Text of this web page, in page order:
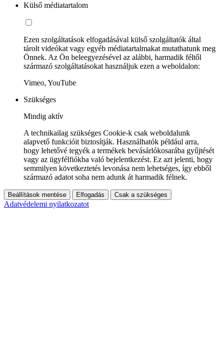
Külső médiatartalom
Ezen szolgáltatások elfogadásával külső szolgáltatók által
tárolt videókat vagy egyéb médiatartalmakat mutathatunk meg
Önnek. Az Ön beleegyezésével az alábbi, harmadik féltől
származó szolgáltatásokat használjuk ezen a weboldalon:
Vimeo, YouTube
Szükséges
Mindig aktív
A technikailag szükséges Cookie-k csak weboldalunk
alapvető funkcióit biztosítják. Használhatók például arra,
hogy lehetővé tegyék a termékek bevásárlókosarába gyűjtését
vagy az ügyfélfiókba való bejelentkezést. Ez azt jelenti, hogy
semmilyen következtetés levonása nem lehetséges, így ebből
származó adatot soha nem adunk át harmadik félnek.
Beállítások mentése Elfogadás Csak a szükséges
Adatvédelemi nyilatkozatot